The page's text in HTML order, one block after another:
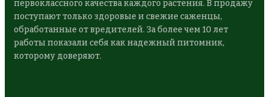
первоклассного качества каждого растения. В продажу
поступают только здоровые и свежие саженцы,
обработанные от вредителей. За более чем 10 лет
работы показали себя как надежный питомник,
которому доверяют.